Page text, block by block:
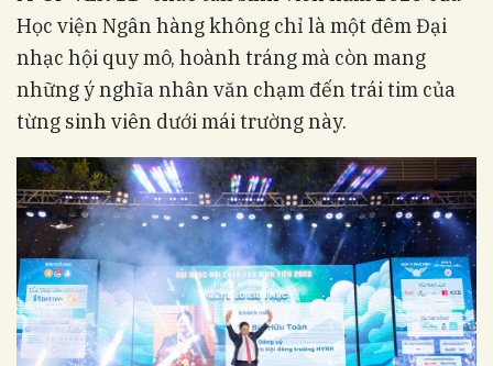
Học viện Ngân hàng không chỉ là một đêm Đại
nhạc hội quy mô, hoành tráng mà còn mang
những ý nghĩa nhân văn chạm đến trái tim của
từng sinh viên dưới mái trường này.